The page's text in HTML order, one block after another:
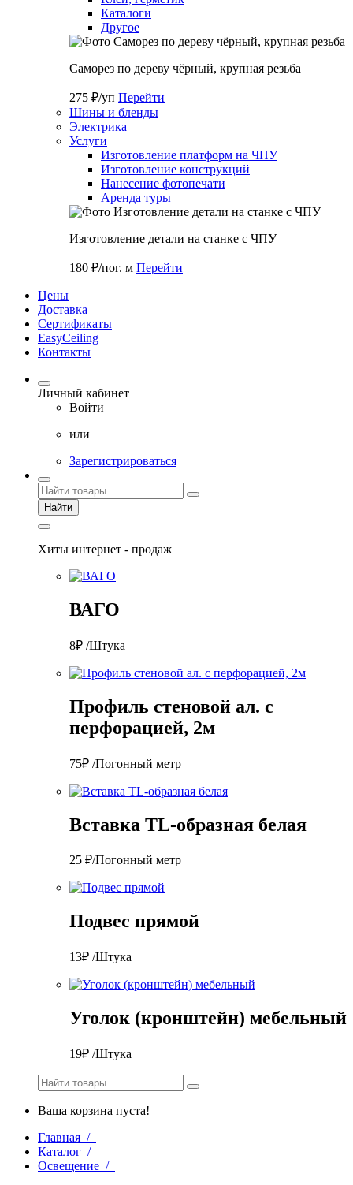
Каталоги
Другое
Саморез по дереву чёрный, крупная резьба
275 ₽/уп Перейти
Шины и бленды
Электрика
Услуги
Изготовление платформ на ЧПУ
Изготовление конструкций
Нанесение фотопечати
Аренда туры
Изготовление детали на станке с ЧПУ
180 ₽/пог. м Перейти
Цены
Доставка
Cертификаты
EasyCeiling
Контакты
Личный кабинет
Войти
или
Зарегистрироваться
Найти
Хиты интернет - продаж
ВАГО
8₽ /Штука
Профиль стеновой ал. с
перфорацией, 2м
75₽ /Погонный метр
Вставка TL-образная белая
25 ₽/Погонный метр
Подвес прямой
13₽ /Штука
Уголок (кронштейн) мебельный
19₽ /Штука
Ваша корзина пуста!
Главная /
Каталог /
Освещение /